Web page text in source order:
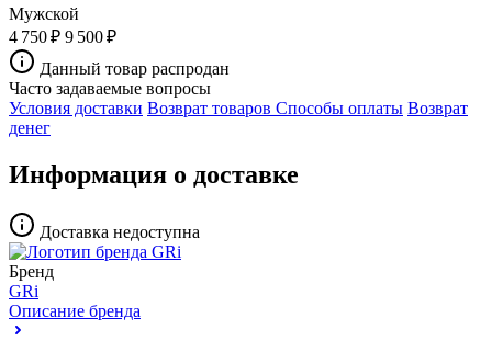
Мужской
4 750 ₽ 9 500 ₽
Данный товар распродан
Часто задаваемые вопросы
Условия доставки Возврат товаров Способы оплаты Возврат
денег
Информация о доставке
Доставка недоступна
Бренд
GRi
Описание бренда